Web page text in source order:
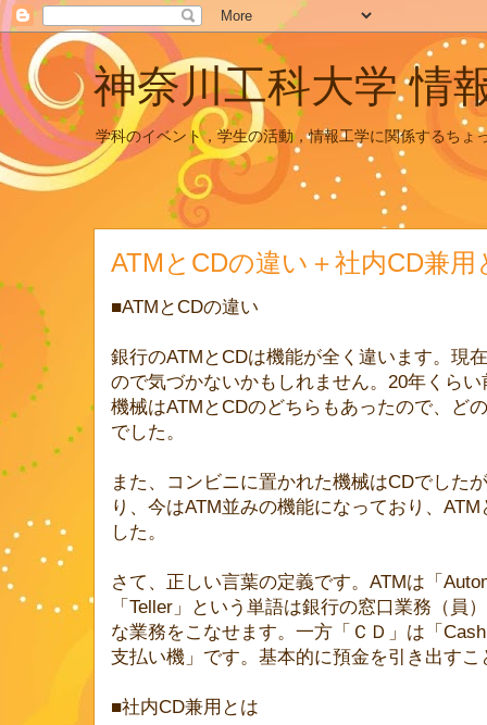
神奈川工科大学 情
学科のイベント，学生の活動，情報工学に関係するちょ
ATMとCDの違い＋社内CD兼用
■ATMとCDの違い
銀行のATMとCDは機能が全く違います。現
ので気づかないかもしれません。20年くら
機械はATMとCDのどちらもあったので、ど
でした。
また、コンビニに置かれた機械はCDでした
り、今はATM並みの機能になっており、
した。
さて、正しい言葉の定義です。ATMは「
「Teller」という単語は銀行の窓口業務（員
な業務をこなせます。一方「ＣＤ」は「
支払い機」です。基本的に預金を引き出す
■社内CD兼用とは